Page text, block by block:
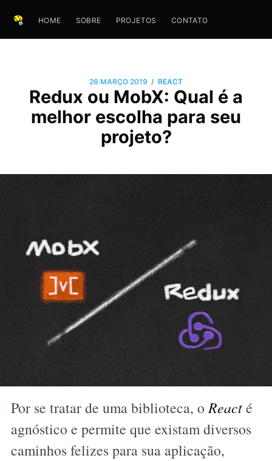
HOME SOBRE PROJETOS CONTATO
26 MARÇO 2019 / REACT
Redux ou MobX: Qual é a
melhor escolha para seu
projeto?
Por se tratar de uma biblioteca, oReacté
agnóstico e permite que existam diversos
caminhos felizes para sua aplicação,